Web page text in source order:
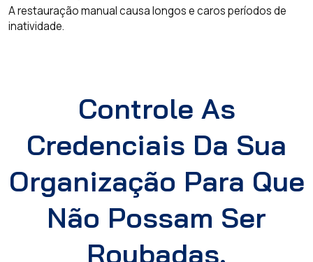
A restauração manual causa longos e caros períodos de
inatividade.
Controle As
Credenciais Da Sua
Organização Para Que
Não Possam Ser
Roubadas.